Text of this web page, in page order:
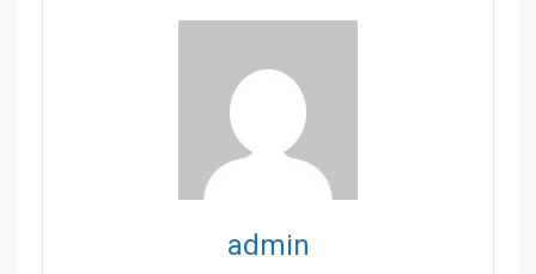
admin